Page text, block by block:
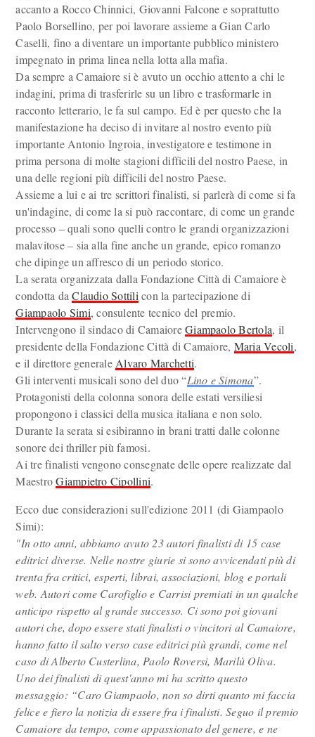
accanto a Rocco Chinnici, Giovanni Falcone e soprattutto
Paolo Borsellino, per poi lavorare assieme a Gian Carlo
Caselli, fino a diventare un importante pubblico ministero
impegnato in prima linea nella lotta alla mafia.
Da sempre a Camaiore si è avuto un occhio attento a chi le
indagini, prima di trasferirle su un libro e trasformarle in
racconto letterario, le fa sul campo. Ed è per questo che la
manifestazione ha deciso di invitare al nostro evento più
importante Antonio Ingroia, investigatore e testimone in
prima persona di molte stagioni difficili del nostro Paese, in
una delle regioni più difficili del nostro Paese.
Assieme a lui e ai tre scrittori finalisti, si parlerà di come si fa
un'indagine, di come la si può raccontare, di come un grande
processo – quali sono quelli contro le grandi organizzazioni
malavitose – sia alla fine anche un grande, epico romanzo
che dipinge un affresco di un periodo storico.
La serata organizzata dalla Fondazione Città di Camaiore è
condotta daClaudio Sottili con la partecipazione di
Giampaolo Simi, consulente tecnico del premio.
Intervengono il sindaco di CamaioreGiampaolo Bertola, il
presidente della Fondazione Città di Camaiore, Maria Vecoli,
e il direttore generale Alvaro Marchetti.
Gli interventi musicali sono del duo “Lino e Simona”.
Protagonisti della colonna sonora delle estati versiliesi
propongono i classici della musica italiana e non solo.
Durante la serata si esibiranno in brani tratti dalle colonne
sonore dei thriller più famosi.
Ai tre finalisti vengono consegnate delle opere realizzate dal
MaestroGiampietro Cipollini.
Ecco due considerazioni sull'edizione 2011 (di Giampaolo
Simi):
"In otto anni, abbiamo avuto 23 autori finalisti di 15 case
editrici diverse. Nelle nostre giurie si sono avvicendati più di
trenta fra critici, esperti, librai, associazioni, blog e portali
web. Autori come Carofiglio e Carrisi premiati in un qualche
anticipo rispetto al grande successo. Ci sono poi giovani
autori che, dopo essere stati finalisti o vincitori al Camaiore,
hanno fatto il salto verso case editrici più grandi, come nel
caso di Alberto Custerlina, Paolo Roversi, Marilù Oliva.
Uno dei finalisti di quest'anno mi ha scritto questo
messaggio: “Caro Giampaolo, non so dirti quanto mi faccia
felice e fiero la notizia di essere fra i finalisti. Seguo il premio
Camaiore da tempo, come appassionato del genere, e ne